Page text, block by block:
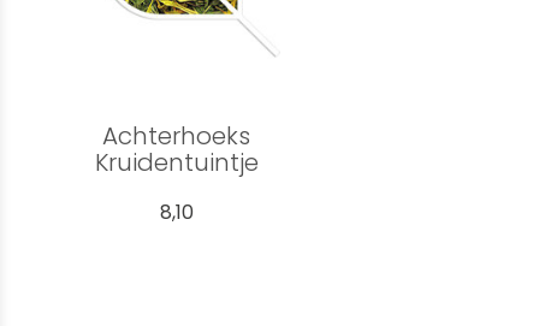
Achterhoeks
Kruidentuintje
8,10